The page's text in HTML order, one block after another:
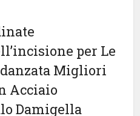
per Le
Migliori
Acciaio
Damigella